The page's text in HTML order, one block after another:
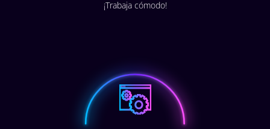
¡Trabaja cómodo!